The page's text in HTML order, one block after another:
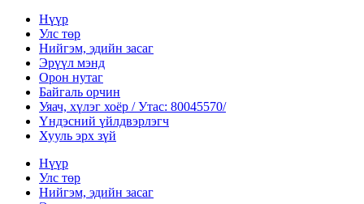
Нүүр
Улс төр
Нийгэм, эдийн засаг
Эрүүл мэнд
Орон нутаг
Байгаль орчин
Уяач, хүлэг хоёр / Утас: 80045570/
Үндэсний үйлдвэрлэгч
Хууль эрх зүй
Нүүр
Улс төр
Нийгэм, эдийн засаг